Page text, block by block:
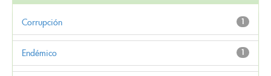
1
Corrupción
1
Endémico